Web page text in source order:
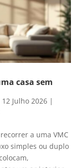
casa sem
Julho 2026 |
a uma VMC
simples ou duplo